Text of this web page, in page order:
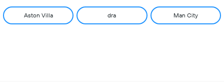
Aston Villa dra Man City